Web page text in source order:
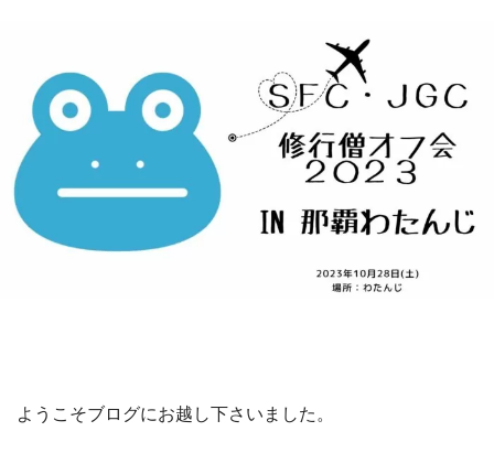
ようこそブログにお越し下さいました。